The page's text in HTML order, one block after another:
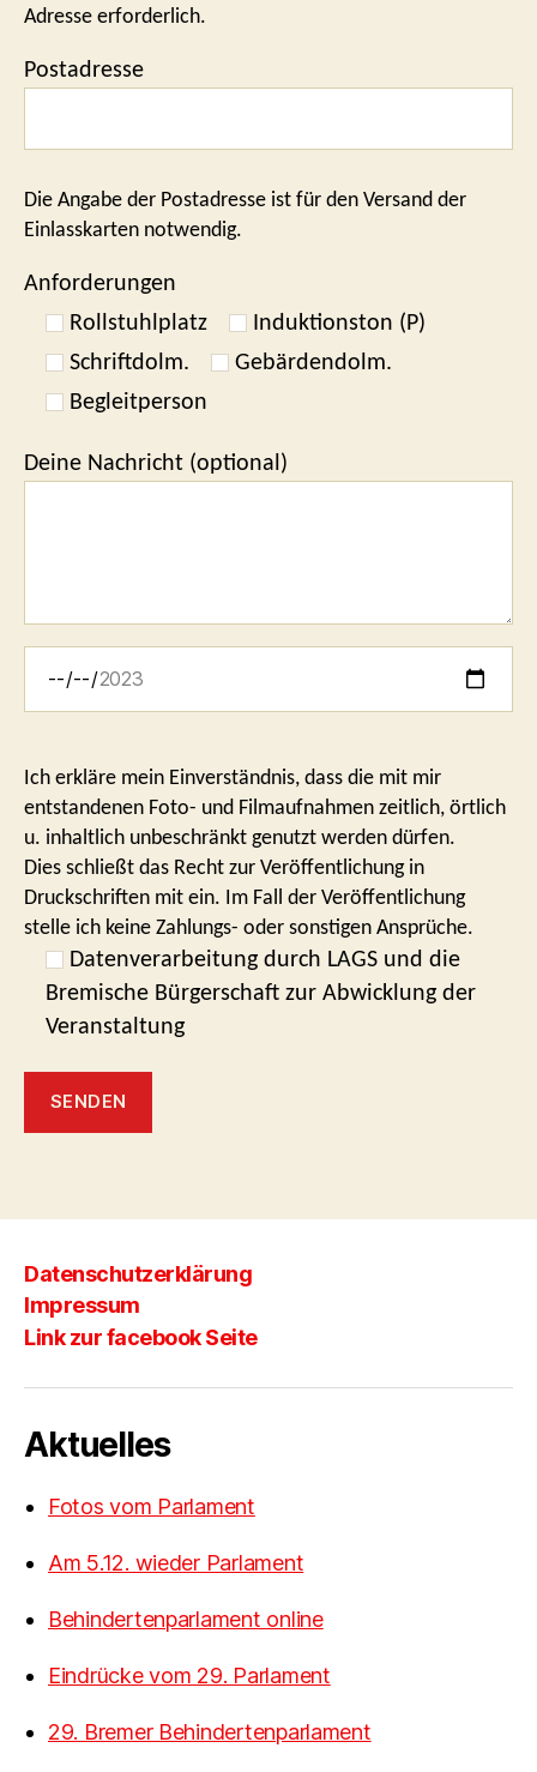
Adresse erforderlich.
Postadresse
Die Angabe der Postadresse ist für den Versand der
Einlasskarten notwendig.
Anforderungen
Rollstuhlplatz
Induktionston (P)
Schriftdolm.
Gebärdendolm.
Begleitperson
Deine Nachricht (optional)
Ich erkläre mein Einverständnis, dass die mit mir
entstandenen Foto- und Filmaufnahmen zeitlich, örtlich
u. inhaltlich unbeschränkt genutzt werden dürfen.
Dies schließt das Recht zur Veröffentlichung in
Druckschriften mit ein. Im Fall der Veröffentlichung
stelle ich keine Zahlungs- oder sonstigen Ansprüche.
Datenverarbeitung durch LAGS und die
Bremische Bürgerschaft zur Abwicklung der
Veranstaltung
Datenschutzerklärung
Impressum
Link zur facebook Seite
Aktuelles
Fotos vom Parlament
Am 5.12. wieder Parlament
Behindertenparlament online
Eindrücke vom 29. Parlament
29. Bremer Behindertenparlament